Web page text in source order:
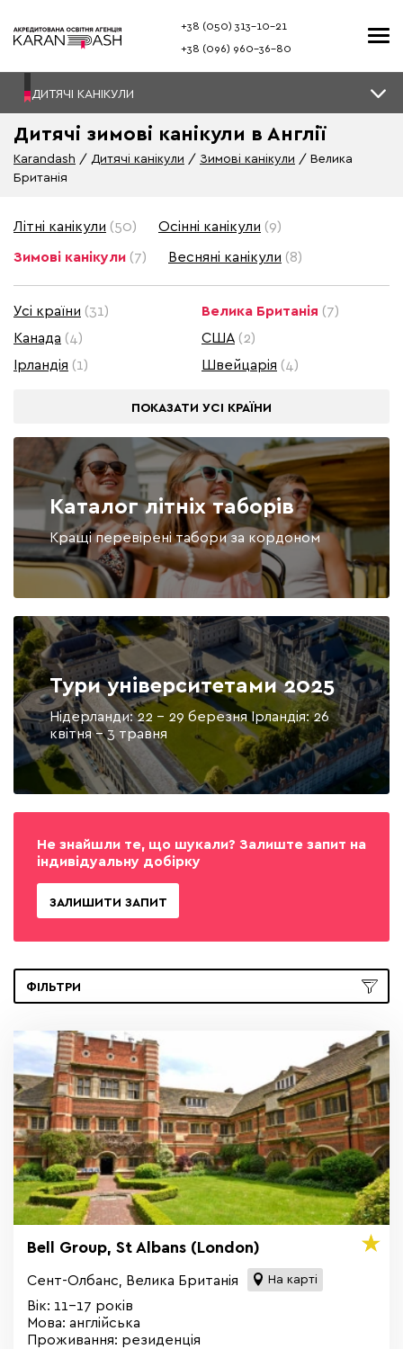
+38 (050) 313–10-21
+38 (096) 960–36-80
ДИТЯЧІ КАНІКУЛИ
Дитячі зимові канікули в Англії
Karandash Дитячі канікули Зимові канікули
Велика
Британія
Літні канікули (50) Осінні канікули (9)
Зимові канікули (7) Весняні канікули (8)
Усі країни (31) Велика Британія (7)
Канада (4) США (2)
Ірландія (1) Швейцарія (4)
ПОКАЗАТИ УСІ КРАЇНИ
Каталог літніх таборів
Кращі перевірені табори за кордоном
Тури університетами 2025
Нідерланди: 22 - 29 березня Ірландія: 26
квітня - 3 травня
Не знайшли те, що шукали? Залиште запит на
індивідуальну добірку
ЗАЛИШИТИ ЗАПИТ
ФІЛЬТРИ
Bell Group, St Albans (London)
Сент-Олбанс, Велика Британія На карті
Вік: 11-17 років
Мова: англійська
Проживання: резиденція